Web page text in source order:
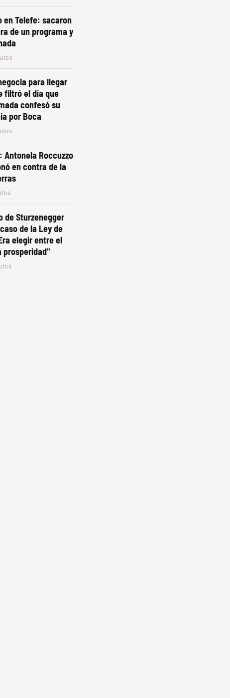
en Telefe: sacaron
de un programa y
para llegar
filtró el día que
confesó su
por Boca
Antonela Roccuzzo
en contra de la
de Sturzenegger
de la Ley de
elegir entre el
prosperidad"